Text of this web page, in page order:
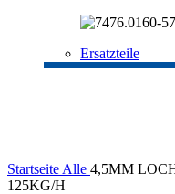
Ersatzteile
Startseite Alle 4,5MM
125KG/H